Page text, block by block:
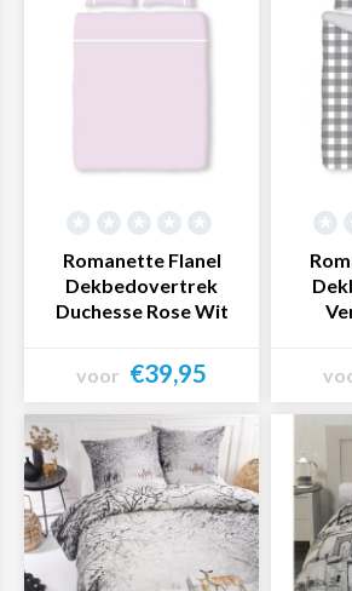
Liever eendekbedovertrek
van een
Ook voor een dekbedovertrek van
kun je bij
Romanette Flanel
Dekbedovertrek
Duchesse Rose Wit
voor €39,95
Bekijk product